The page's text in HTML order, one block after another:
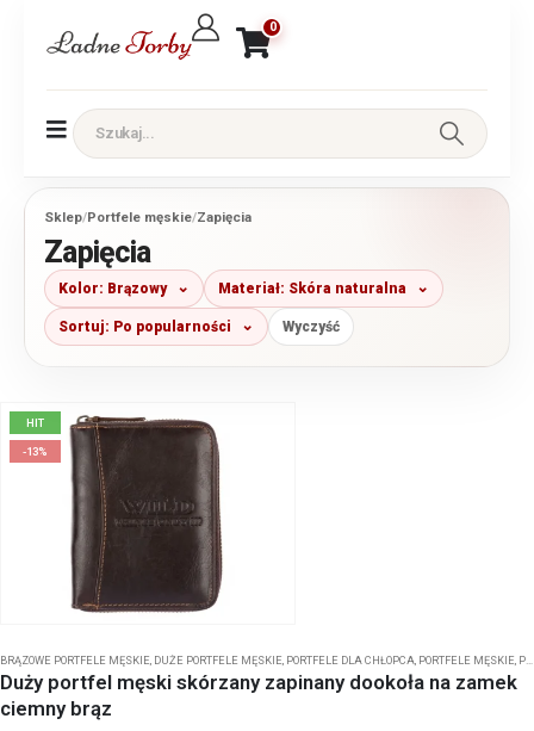
0
Sklep/Portfele męskie/Zapięcia
Zapięcia
Kolor: Brązowy Materiał: Skóra naturalna
Sortuj: Po popularności Wyczyść
HIT
-13%
BRĄZOWE PORTFELE MĘSKIE DUŻE PORTFELE MĘSKIE PORTFELE DLA CHŁOPCA PORTFELE MĘSKIE PORTFELE MĘSKIE BIFOLD
Duży portfel męski skórzany zapinany dookoła na zamek
ciemny brąz